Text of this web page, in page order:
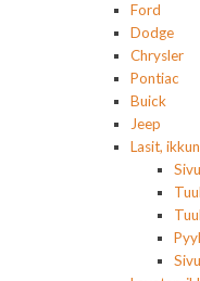
Ford
Dodge
Chrysler
Pontiac
Buick
Jeep
Lasit,